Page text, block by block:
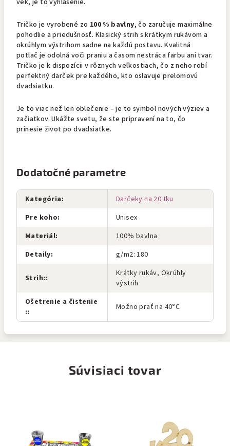
vek, je to vyhlásenie.
Tričko je vyrobené zo 100 % bavlny, čo zaručuje maximálne
pohodlie a priedušnosť. Klasický strih s krátkym rukávom a
okrúhlym výstrihom sadne na každú postavu. Kvalitná
potlač je odolná voči praniu a časom nestráca farbu ani tvar.
Tričko je k dispozícii v rôznych veľkostiach, čo z neho robí
perfektný darček pre každého, kto oslavuje prelomovú
dvadsiatku.
Je to viac než len oblečenie – je to symbol nových výziev a
začiatkov. Ukážte svetu, že ste pripravení na to, čo
prinesie život po dvadsiatke.
Dodatočné parametre
Kategória:
Darčeky na 20 tku
Pre koho:
Unisex
Materiál:
100% bavlna
Detaily: g/m2: 180
Strih::
Krátky rukáv, Okrúhly
výstrih
Ošetrenie a čistenie
:: Možno prať na 40°C
Súvisiaci tovar